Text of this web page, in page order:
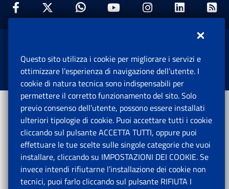
Facebook: Apre una nuova finestra
Twitter: Apre una nuova finestra
Whatsapp: Apre una nuova
Youtube: Apre una
Instagram:
Istituto Nazionale Previdenza Sociale.
Tutti i diritti riservati.
Questo sito utilizza i cookie per migliorare i servizi e
ottimizzare l’esperienza di navigazione dell’utente. I
cookie di natura tecnica sono indispensabili per
permettere il corretto funzionamento del sito. Solo
previo consenso dell’utente, possono essere installati
ulteriori tipologie di cookie. Puoi accettare tutti i cookie
cliccando sul pulsante ACCETTA TUTTI, oppure puoi
effettuare le tue scelte sulle singole categorie che vuoi
installare, cliccando su IMPOSTAZIONI DEI COOKIE. Se
invece intendi rifiutarne l’installazione dei cookie non
tecnici, puoi farlo cliccando sul pulsante RIFIUTA I